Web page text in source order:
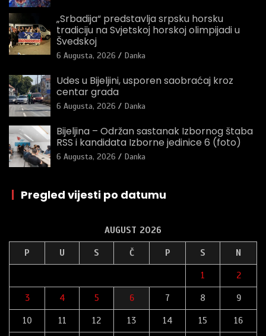
„Srbadija“ predstavlja srpsku horsku
tradiciju na Svjetskoj horskoj olimpijadi u
Švedskoj
6 Augusta, 2026 Danka
Udes u Bijeljini, usporen saobraćaj kroz
centar grada
6 Augusta, 2026 Danka
Bijeljina – Održan sastanak Izbornog štaba
RSS i kandidata Izborne jedinice 6 (foto)
6 Augusta, 2026 Danka
| Pregled vijesti po datumu
AUGUST 2026
P U S Č P S N
1 2
3 4 5 6 7 8 9
10 11 12 13 14 15 16